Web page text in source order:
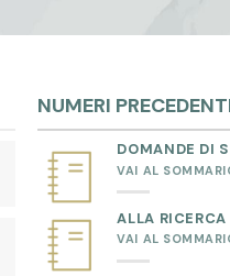
NUMERI
DOMANDE DI
VAI AL
ALLA
VAI AL